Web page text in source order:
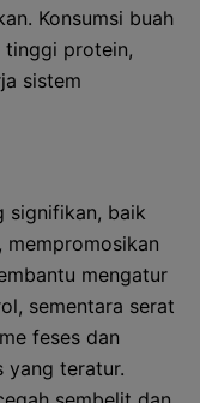
Konsumsi buah
tinggi protein,
sistem
signifikan, baik
mengatur
sementara serat
feses dan
yang teratur.